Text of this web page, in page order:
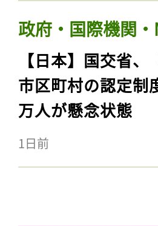
政府・国際機関・
【日本】国交省
市区町村の認定制
万人が懸念状態
1日前